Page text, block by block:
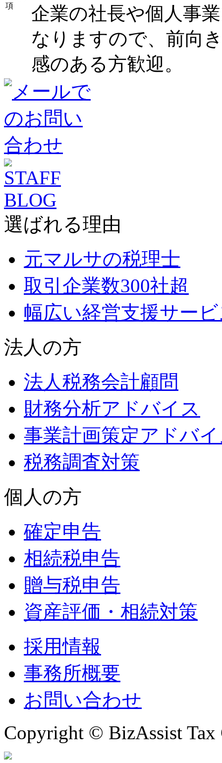
項
企業の社長や個人事
なりますので、前向
感のある方歓迎。
選ばれる理由
元マルサの税理士
取引企業数300社超
幅広い経営支援サー
法人の方
法人税務会計顧問
財務分析アドバイス
事業計画策定アドバ
税務調査対策
個人の方
確定申告
相続税申告
贈与税申告
資産評価・相続対策
採用情報
事務所概要
お問い合わせ
Copyright © BizAssist Tax